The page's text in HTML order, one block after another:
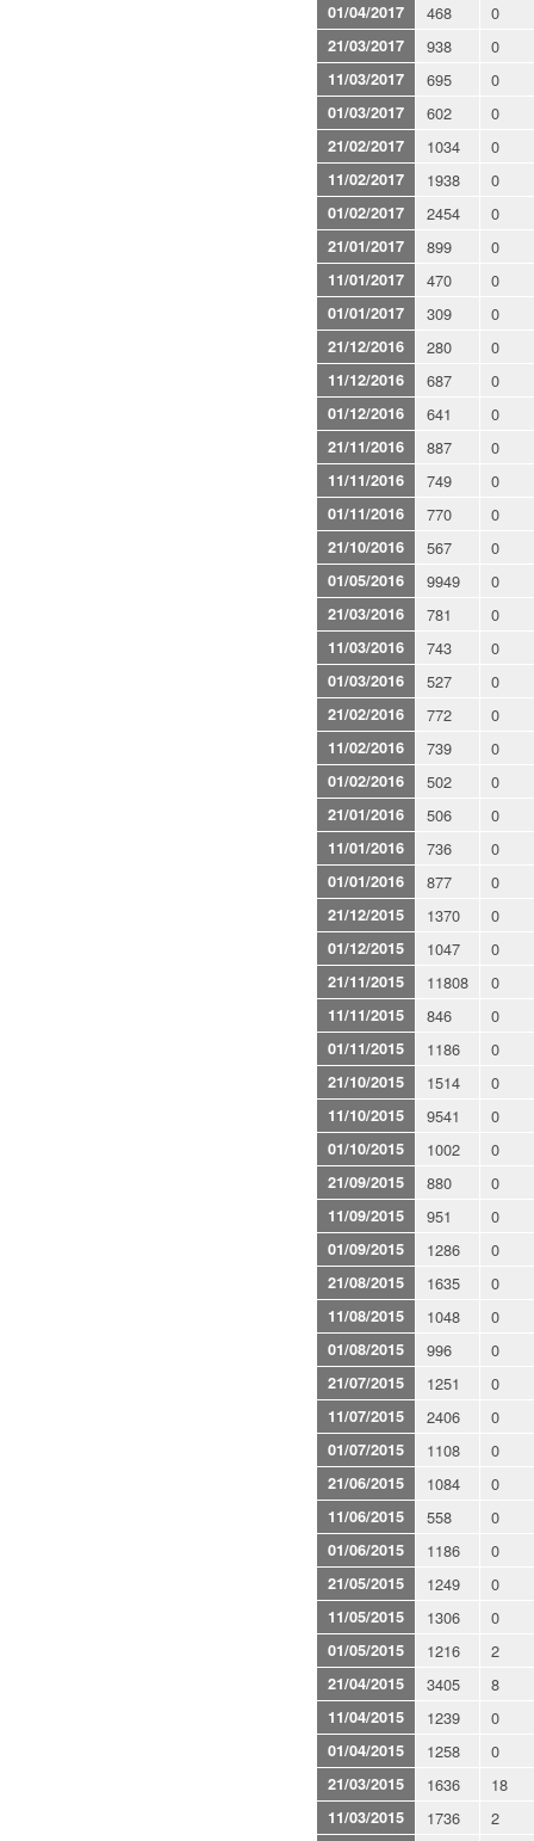
01/04/2017 468 0
21/03/2017 938 0
11/03/2017 695 0
01/03/2017 602 0
21/02/2017 1034 0
11/02/2017 1938 0
01/02/2017 2454 0
21/01/2017 899 0
11/01/2017 470 0
01/01/2017 309 0
21/12/2016 280 0
11/12/2016 687 0
01/12/2016 641 0
21/11/2016 887 0
11/11/2016 749 0
01/11/2016 770 0
21/10/2016 567 0
01/05/2016 9949 0
21/03/2016 781 0
11/03/2016 743 0
01/03/2016 527 0
21/02/2016 772 0
11/02/2016 739 0
01/02/2016 502 0
21/01/2016 506 0
11/01/2016 736 0
01/01/2016 877 0
21/12/2015 1370 0
01/12/2015 1047 0
21/11/2015 11808 0
11/11/2015 846 0
01/11/2015 1186 0
21/10/2015 1514 0
11/10/2015 9541 0
01/10/2015 1002 0
21/09/2015 880 0
11/09/2015 951 0
01/09/2015 1286 0
21/08/2015 1635 0
11/08/2015 1048 0
01/08/2015 996 0
21/07/2015 1251 0
11/07/2015 2406 0
01/07/2015 1108 0
21/06/2015 1084 0
11/06/2015 558 0
01/06/2015 1186 0
21/05/2015 1249 0
11/05/2015 1306 0
01/05/2015 1216 2
21/04/2015 3405 8
11/04/2015 1239 0
01/04/2015 1258 0
21/03/2015 1636 18
11/03/2015 1736 2